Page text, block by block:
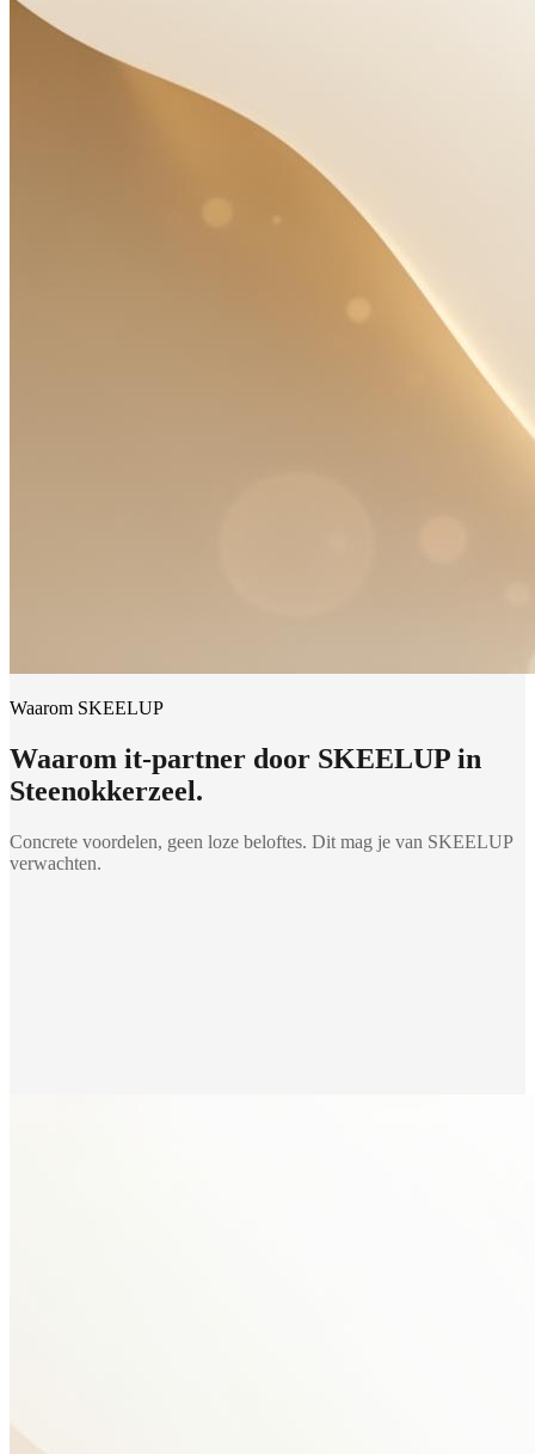
Waarom SKEELUP
Waarom it-partner door SKEELUP in
Steenokkerzeel.
Concrete voordelen, geen loze beloftes. Dit mag je van SKEELUP
verwachten.